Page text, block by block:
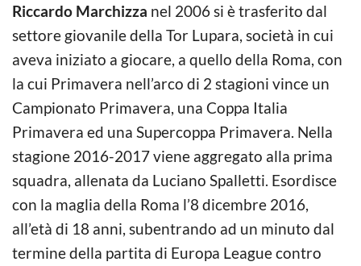
Riccardo Marchizza nel 2006 si è trasferito dal
settore giovanile della Tor Lupara, società in cui
aveva iniziato a giocare, a quello della Roma, con
la cui Primavera nell’arco di 2 stagioni vince un
Campionato Primavera, una Coppa Italia
Primavera ed una Supercoppa Primavera. Nella
stagione 2016-2017 viene aggregato alla prima
squadra, allenata da Luciano Spalletti. Esordisce
con la maglia della Roma l’8 dicembre 2016,
all’età di 18 anni, subentrando ad un minuto dal
termine della partita di Europa League contro